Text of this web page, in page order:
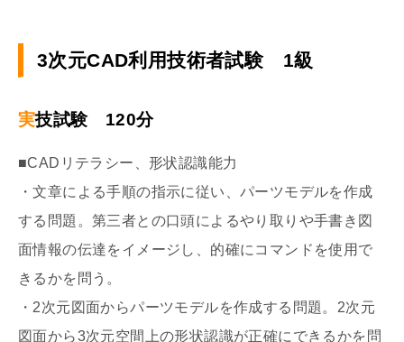
3次元CAD利用技術者試験 1級
実技試験 120分
■CADリテラシー、形状認識能力
・文章による手順の指示に従い、パーツモデルを作成
する問題。第三者との口頭によるやり取りや手書き図
面情報の伝達をイメージし、的確にコマンドを使用で
きるかを問う。
・2次元図面からパーツモデルを作成する問題。2次元
図面から3次元空間上の形状認識が正確にできるかを問